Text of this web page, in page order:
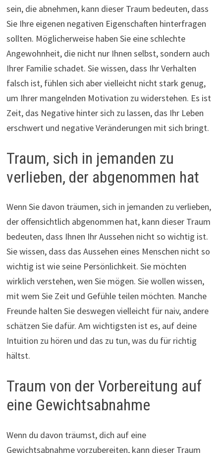
sein, die abnehmen, kann dieser Traum bedeuten, dass
Sie Ihre eigenen negativen Eigenschaften hinterfragen
sollten. Möglicherweise haben Sie eine schlechte
Angewohnheit, die nicht nur Ihnen selbst, sondern auch
Ihrer Familie schadet. Sie wissen, dass Ihr Verhalten
falsch ist, fühlen sich aber vielleicht nicht stark genug,
um Ihrer mangelnden Motivation zu widerstehen. Es ist
Zeit, das Negative hinter sich zu lassen, das Ihr Leben
erschwert und negative Veränderungen mit sich bringt.
Traum, sich in jemanden zu
verlieben, der abgenommen hat
Wenn Sie davon träumen, sich in jemanden zu verlieben,
der offensichtlich abgenommen hat, kann dieser Traum
bedeuten, dass Ihnen Ihr Aussehen nicht so wichtig ist.
Sie wissen, dass das Aussehen eines Menschen nicht so
wichtig ist wie seine Persönlichkeit. Sie möchten
wirklich verstehen, wen Sie mögen. Sie wollen wissen,
mit wem Sie Zeit und Gefühle teilen möchten. Manche
Freunde halten Sie deswegen vielleicht für naiv, andere
schätzen Sie dafür. Am wichtigsten ist es, auf deine
Intuition zu hören und das zu tun, was du für richtig
hältst.
Traum von der Vorbereitung auf
eine Gewichtsabnahme
Wenn du davon träumst, dich auf eine
Gewichtsabnahme vorzubereiten, kann dieser Traum